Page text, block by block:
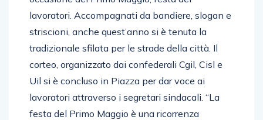
lavoratori. Accompagnati da bandiere, slogan e
striscioni, anche quest’anno si è tenuta la
tradizionale sfilata per le strade della città. Il
corteo, organizzato dai confederali Cgil, Cisl e
Uil si è concluso in Piazza per dar voce ai
lavoratori attraverso i segretari sindacali. “La
festa del Primo Maggio è una ricorrenza